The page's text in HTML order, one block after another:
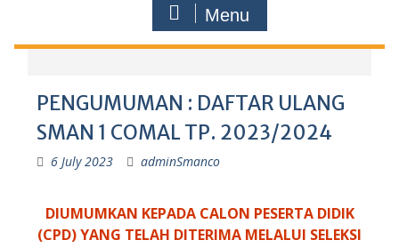
Menu
PENGUMUMAN : DAFTAR ULANG
SMAN 1 COMAL TP. 2023/2024
6 July 2023 adminSmanco
DIUMUMKAN KEPADA CALON PESERTA DIDIK
(CPD) YANG TELAH DITERIMA MELALUI SELEKSI